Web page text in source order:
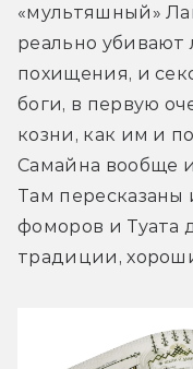
«мультяшный»
реально
похищения, и
боги, в первую
козни, как им и
Самайна вообще
Там
фоморов и Туата
традиции,